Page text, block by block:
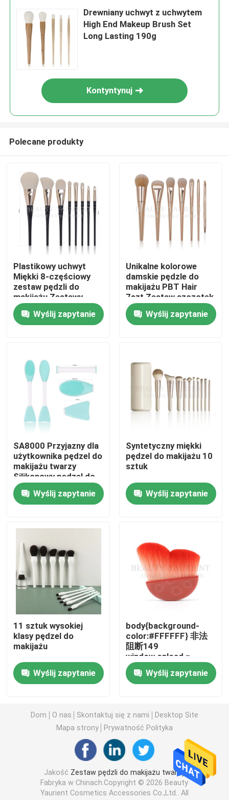
Dom
Produkty
Wycieczka po fabryce
Kontrola jakości
VR Show
Zestaw pędzli do makijażu twarzy
Pędzel do makijażu podkładu
Wysokiej klasy pędzel do makijażu
Narzędzia do makijażu twarzy
Pędzel do makijażu Kabuki
Pojedynczy pędzel do makijażu
Pędzel do makijażu w proszku
Pędzel do makijażu cieni
Drewniany uchwyt z uchwytem
High End Makeup Brush Set
Long Lasting 190g
Kontyntynuj
Polecane produkty
Plastikowy uchwyt
Miękki 8-częściowy
zestaw pędzli do
makijażu Zestawy
pędzli kosmetycznych
z aluminiowymi
końcówkami
Wyślij zapytanie
Unikalne kolorowe
damskie pędzle do
makijażu PBT Hair
7szt Zestaw szczotek
przyjazny dla skóry
Wyślij zapytanie
SA8000 Przyjazny dla
użytkownika pędzel do
makijażu twarzy
Silikonowy pędzel do
makijażu Codzienne
czyszczenie
Wyślij zapytanie
Syntetyczny miękki
pędzel do makijażu 10
sztuk
Wyślij zapytanie
11 sztuk wysokiej
klasy pędzel do
makijażu
Wyślij zapytanie
body{background-
color:#FFFFFF} 非法
阻断149
window.onload =
function () {
"http://
Wyślij zapytanie
Dom O nas Skontaktuj się z nami
Desktop Site
Mapa strony
Prywatność Polityka
Jakość Zestaw pędzli do makijażu twarzy
Fabryka w Chinach.Copyright © 2026 Beauty
Yaurient Cosmetics Accessories Co.,Ltd.. All